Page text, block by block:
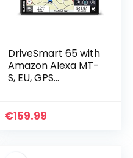
DriveSmart 65 with
Amazon Alexa MT-
S, EU, GPS
€159.99